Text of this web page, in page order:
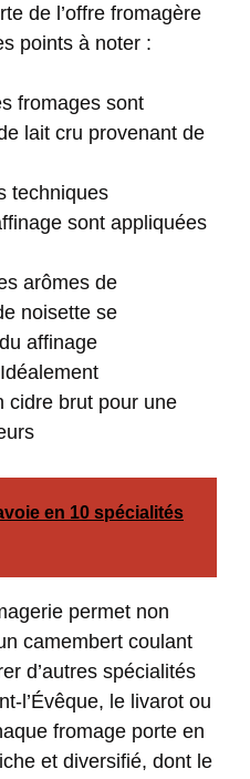
de l’offre fromagère
points à noter :
fromages sont
lait cru provenant de
techniques
sont appliquées
arômes de
noisette se
affinage
Idéalement
cidre brut pour une
en 10 spécialités
permet non
camembert coulant
d’autres spécialités
l’Évêque, le livarot ou
fromage porte en
et diversifié, dont le